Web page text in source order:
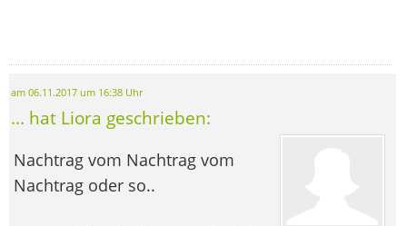
am 06.11.2017 um 16:38 Uhr
... hat Liora geschrieben:
Nachtrag vom Nachtrag vom
Nachtrag oder so..